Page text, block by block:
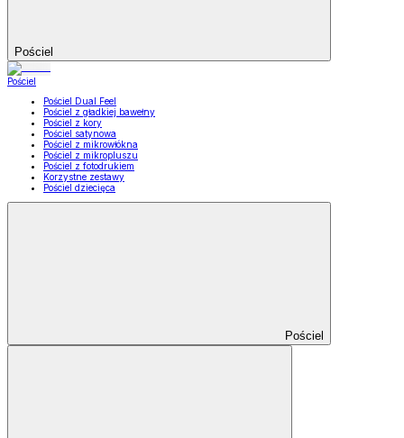
Pościel
Pościel
Pościel Dual Feel
Pościel z gładkiej bawełny
Pościel z kory
Pościel satynowa
Pościel z mikrowłókna
Pościel z mikropluszu
Pościel z fotodrukiem
Korzystne zestawy
Pościel dziecięca
Pościel